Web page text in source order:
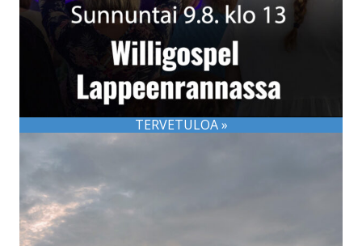
TERVETULOA »